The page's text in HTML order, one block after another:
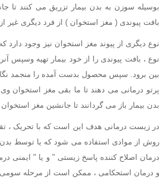
بوسیله سوزن به بدن بیمار تزریق می کنند تا
بافت پیوندی ( مغز استخوان ) از فرد دیگری غیر
نوع دیگری از پیوند مغز استخوان نیز وجود
نوع ، بافت پیوندی را از خود بیمار تهیه وسپس
بین برود. سپس محصول بدست آمده را منجمد
پرتو درمانی می دهند تا ما بقی مغز استخوان
بدن بیمار باز می گردانند تا جانشین مغز
در زیست درمانی هدف این است که با تحریک ،
روش از موادی استفاده می شود که یا توسط بدن
و درمان استحکامی ، ممکن است از مرحله